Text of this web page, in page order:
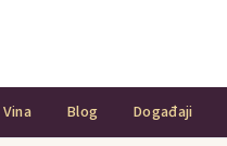
Vina Blog Događaji